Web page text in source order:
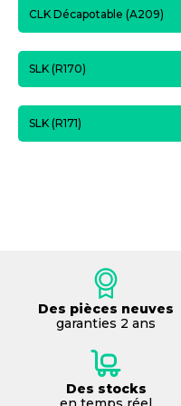
CLK Décapotable (A209)
SLK (R170)
SLK (R171)
Des pièces neuves
garanties 2 ans
Des stocks